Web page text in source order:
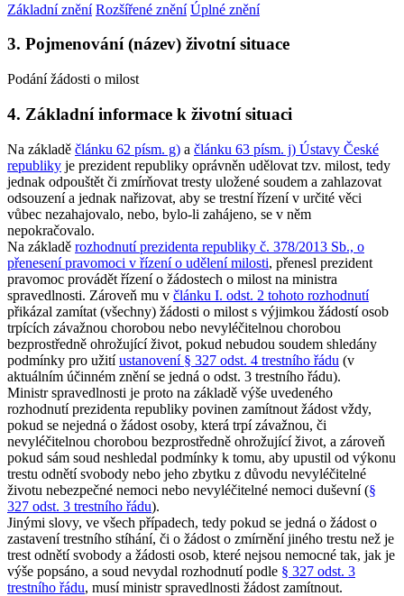
Základní znění Rozšířené znění Úplné znění
3. Pojmenování (název) životní situace
Podání žádosti o milost
4. Základní informace k životní situaci
Na základě článku 62 písm. g) a článku 63 písm. j) Ústavy České
republiky je prezident republiky oprávněn udělovat tzv. milost, tedy
jednak odpouštět či zmírňovat tresty uložené soudem a zahlazovat
odsouzení a jednak nařizovat, aby se trestní řízení v určité věci
vůbec nezahajovalo, nebo, bylo-li zahájeno, se v něm
nepokračovalo.
Na základě rozhodnutí prezidenta republiky č. 378/2013 Sb., o
přenesení pravomoci v řízení o udělení milosti, přenesl prezident
pravomoc provádět řízení o žádostech o milost na ministra
spravedlnosti. Zároveň mu v článku I. odst. 2 tohoto rozhodnutí
přikázal zamítat (všechny) žádosti o milost s výjimkou žádostí osob
trpících závažnou chorobou nebo nevyléčitelnou chorobou
bezprostředně ohrožující život, pokud nebudou soudem shledány
podmínky pro užitíustanovení § 327 odst. 4 trestního řádu (v
aktuálním účinném znění se jedná o odst. 3 trestního řádu).
Ministr spravedlnosti je proto na základě výše uvedeného
rozhodnutí prezidenta republiky povinen zamítnout žádost vždy,
pokud se nejedná o žádost osoby, která trpí závažnou, či
nevyléčitelnou chorobou bezprostředně ohrožující život, a zároveň
pokud sám soud neshledal podmínky k tomu, aby upustil od výkonu
trestu odnětí svobody nebo jeho zbytku z důvodu nevyléčitelné
životu nebezpečné nemoci nebo nevyléčitelné nemoci duševní (§
327 odst. 3 trestního řádu).
Jinými slovy, ve všech případech, tedy pokud se jedná o žádost o
zastavení trestního stíhání, či o žádost o zmírnění jiného trestu než je
trest odnětí svobody a žádosti osob, které nejsou nemocné tak, jak je
výše popsáno, a soud nevydal rozhodnutí podle § 327 odst. 3
trestního řádu, musí ministr spravedlnosti žádost zamítnout.